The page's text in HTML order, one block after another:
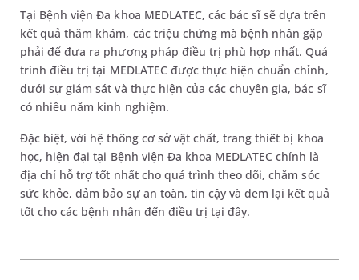
Tại Bệnh viện Đa khoa MEDLATEC, các bác sĩ sẽ dựa trên
kết quả thăm khám, các triệu chứng mà bệnh nhân gặp
phải để đưa ra phương pháp điều trị phù hợp nhất. Quá
trình điều trị tại MEDLATEC được thực hiện chuẩn chỉnh,
dưới sự giám sát và thực hiện của các chuyên gia, bác sĩ
có nhiều năm kinh nghiệm.
Đặc biệt, với hệ thống cơ sở vật chất, trang thiết bị khoa
học, hiện đại tại Bệnh viện Đa khoa MEDLATEC chính là
địa chỉ hỗ trợ tốt nhất cho quá trình theo dõi, chăm sóc
sức khỏe, đảm bảo sự an toàn, tin cậy và đem lại kết quả
tốt cho các bệnh nhân đến điều trị tại đây.